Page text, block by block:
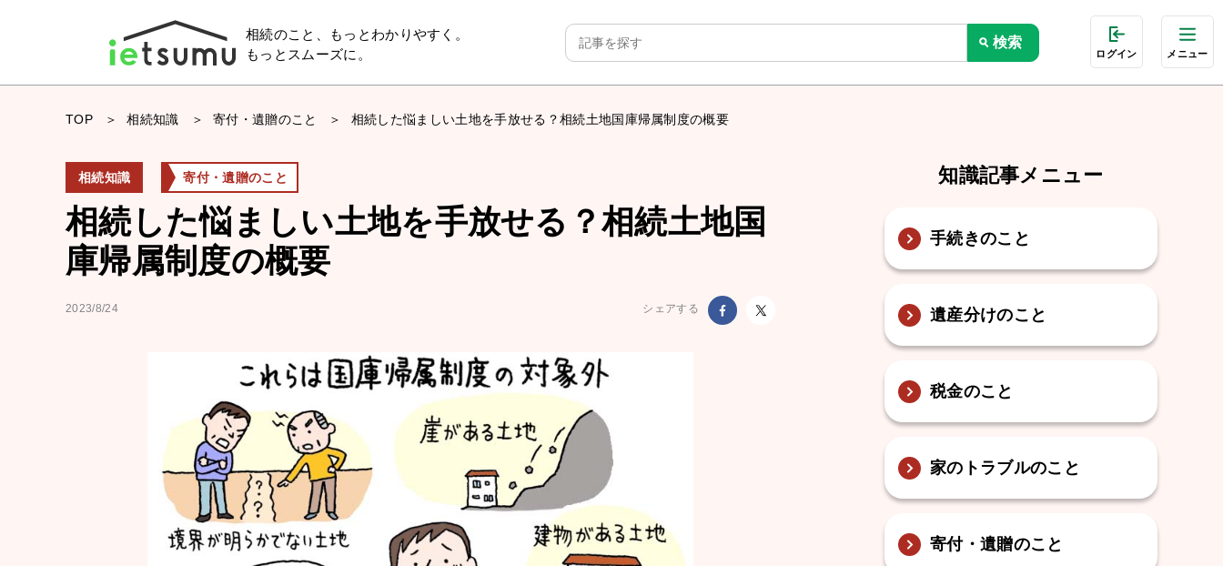
相続のこと、もっとわかりやすく。
もっとスムーズに。
ログイン メニュー
TOP 相続知識 寄付・遺贈のこと 相続した悩ましい土地を手放せる？相続土地国庫帰属制度の概要
相続知識 寄付・遺贈のこと
相続した悩ましい土地を手放せる？相続土地国
庫帰属制度の概要
2023/8/24 シェアする
知識記事メニュー
手続きのこと
遺産分けのこと
税金のこと
家のトラブルのこと
寄付・遺贈のこと